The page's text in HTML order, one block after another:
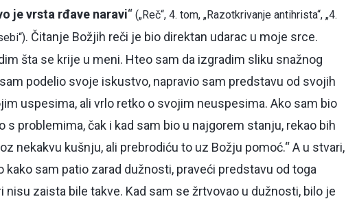
je vrsta rđave naravi“ („Reč“, 4. tom, „Razotkrivanje antihrista“, „4.
. Čitanje Božjih reči je bio direktan udarac u moje srce.
šta se krije u meni. Hteo sam da izgradim sliku snažnog
podelio svoje iskustvo, napravio sam predstavu od svojih
uspesima, ali vrlo retko o svojim neuspesima. Ako sam bio
s problemima, čak i kad sam bio u najgorem stanju, rekao bih
nekakvu kušnju, ali prebrodiću to uz Božju pomoć.“ A u stvari,
kako sam patio zarad dužnosti, praveći predstavu od toga
nisu zaista bile takve. Kad sam se žrtvovao u dužnosti, bilo je